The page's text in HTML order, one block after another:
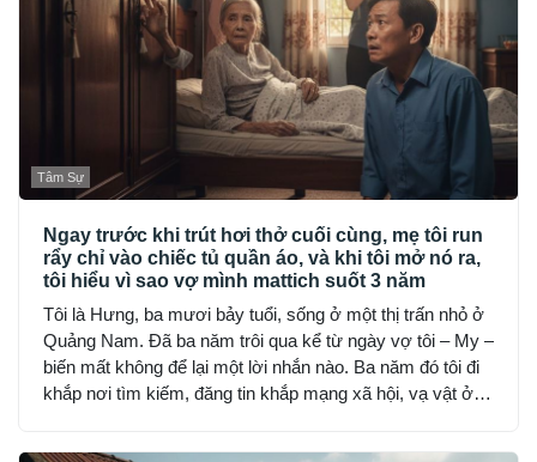
Tâm Sự
Ngay trước khi trút hơi thở cuối cùng, mẹ tôi run
rẩy chỉ vào chiếc tủ quần áo, và khi tôi mở nó ra,
tôi hiểu vì sao vợ mình mattich suốt 3 năm
Tôi là Hưng, ba mươi bảy tuổi, sống ở một thị trấn nhỏ ở
Quảng Nam. Đã ba năm trôi qua kể từ ngày vợ tôi – My –
biến mất không để lại một lời nhắn nào. Ba năm đó tôi đi
khắp nơi tìm kiếm, đăng tin khắp mạng xã hội, vạ vật ở